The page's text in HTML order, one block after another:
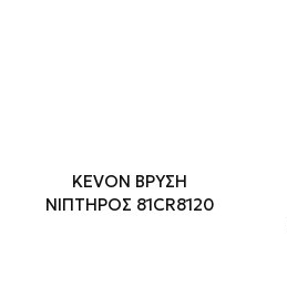
KEVON ΒΡΥΣΗ
ΝΙΠΤΗΡΟΣ 81CR8120